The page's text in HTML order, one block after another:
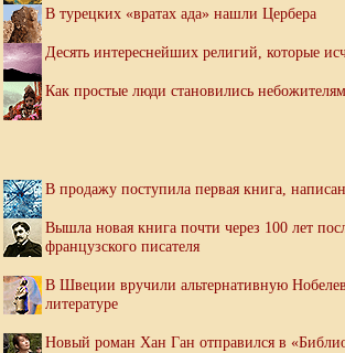
В турецких «вратах ада» нашли Цербера
Десять интереснейших религий, которые
Как простые люди становились
В продажу поступила первая книга,
Вышла новая книга почти через 100 лет
французского писателя
В Швеции вручили альтернативную
литературе
Новый роман Хан Ган отправился в